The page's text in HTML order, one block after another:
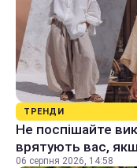
ТРЕНДИ
Не поспішайте
врятують вас,
06 серпня 2026, 14:58